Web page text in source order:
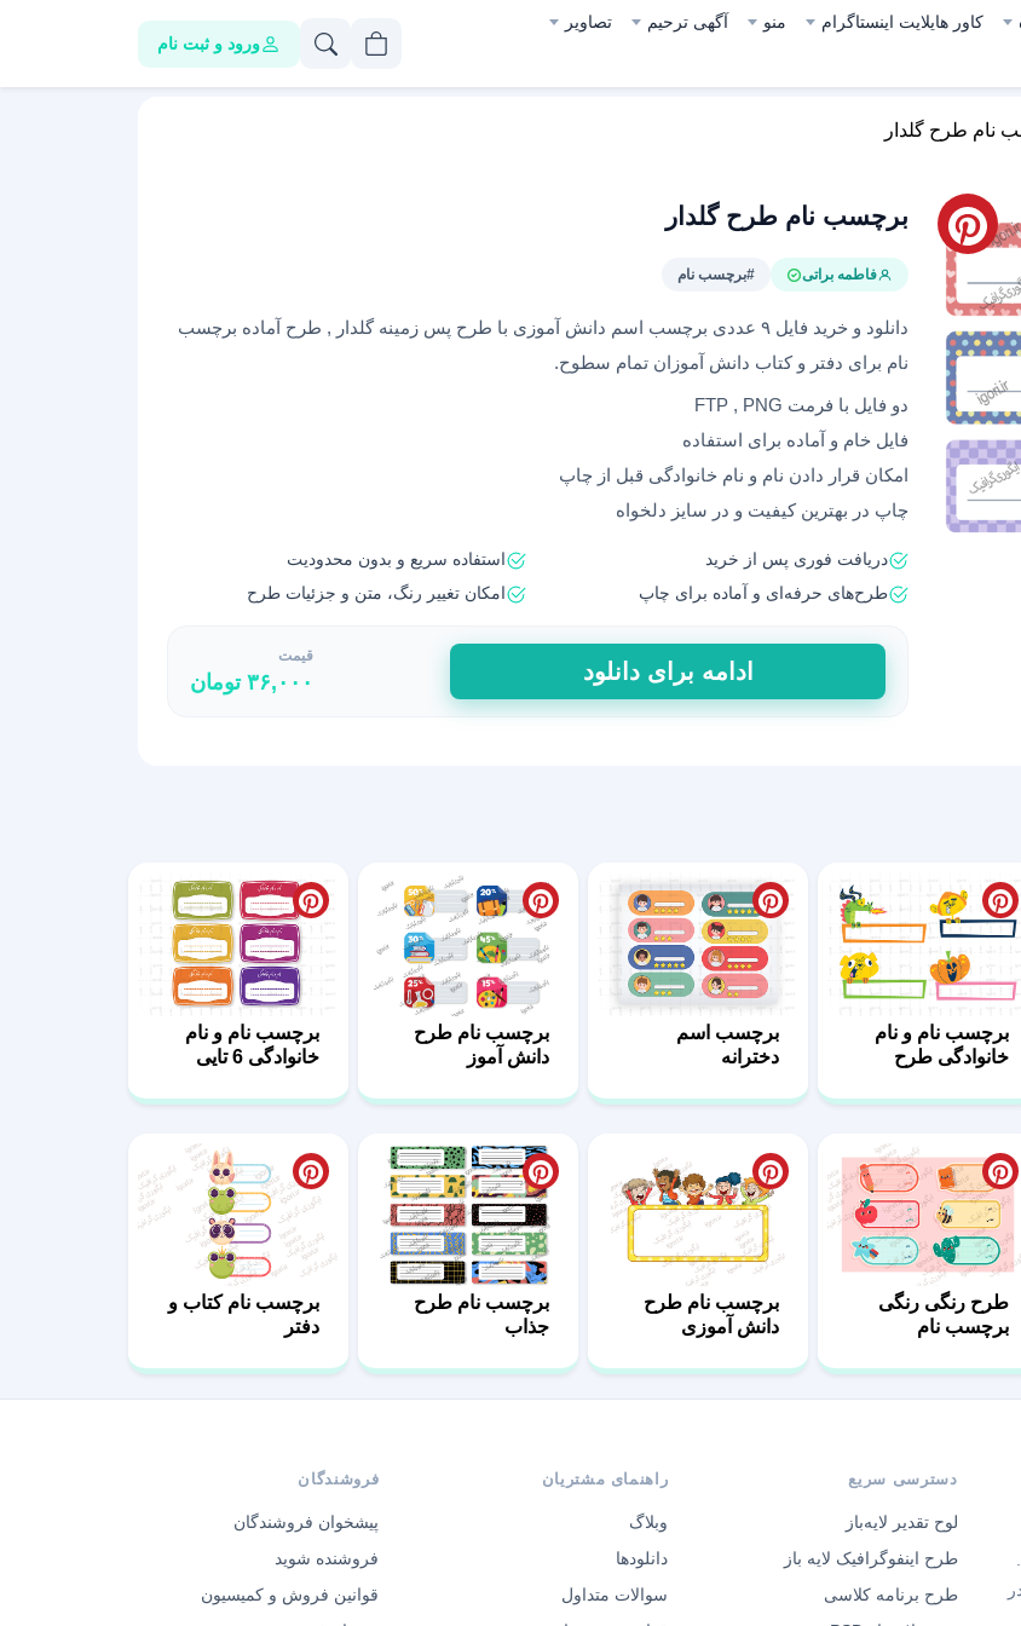
کاور هایلایت اینستاگرام منو آگهی ترحیم تصاویر
ورود و ثبت نام
نام طرح گلدار
برچسب نام طرح گلدار
فاطمه براتی #برچسب نام
دانلود و خرید فایل ۹ عددی برچسب اسم دانش آموزی با طرح پس زمینه گلدار , طرح آماده برچسب
نام برای دفتر و کتاب دانش آموزان تمام سطوح.
دو فایل با فرمت FTP , PNG
فایل خام و آماده برای استفاده
امکان قرار دادن نام و نام خانوادگی قبل از چاپ
چاپ در بهترین کیفیت و در سایز دلخواه
دریافت فوری پس از خرید
استفاده سریع و بدون محدودیت
طرح‌های حرفه‌ای و آماده برای چاپ
امکان تغییر رنگ، متن و جزئیات طرح
برچسب
نام
طرح
ادامه برای دانلود
قیمت
۳۶,۰۰۰ تومان
برچسب نام و نام
خانوادگی طرح
برچسب اسم
دخترانه
برچسب نام طرح
دانش آموز
برچسب نام و نام
خانوادگی 6 تایی
طرح رنگی رنگی
برچسب نام
برچسب نام طرح
دانش آموزی
برچسب نام طرح
جذاب
برچسب نام کتاب و
دفتر
دسترسی سریع
لوح تقدیر لایه‌باز
طرح اینفوگرافیک لایه باز
طرح برنامه کلاسی
راهنمای مشتریان
وبلاگ
دانلودها
سوالات متداول
فروشندگان
پیشخوان فروشندگان
فروشنده شوید
قوانین فروش و کمیسیون